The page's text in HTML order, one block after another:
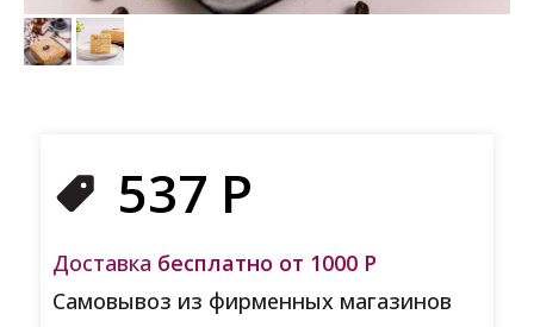
Доставка бесплатно от 1000 Р
Самовывоз из фирменных магазинов
537 Р